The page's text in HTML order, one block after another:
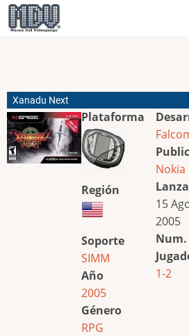
Pasar
al
Xanadu Next
Plataforma
Región
Soporte
SIMM
Año
2005
Género
RPG
Nokia
15
2005
Num.
1-2